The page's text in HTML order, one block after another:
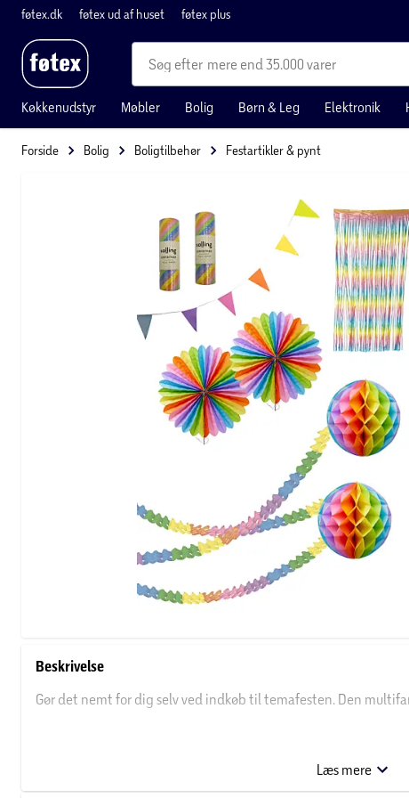
føtex.dk føtex ud af huset føtex plus
mere end 35.000 varer
Køkkenudstyr Møbler Bolig Børn & Leg Elektronik
Forside Bolig Boligtilbehør Festartikler & pynt
Beskrivelse
Gør det nemt for dig selv ved indkøb til temafesten. Den
1 x multifarvet vimpel guirlande
Læs mere